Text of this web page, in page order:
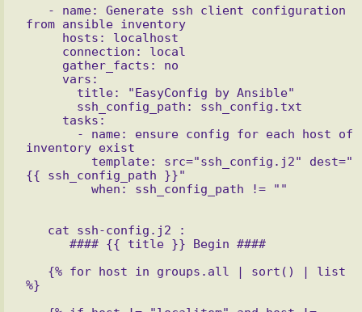
from ansible inventory
inventory exist
{{ ssh_config_path }}"
%}